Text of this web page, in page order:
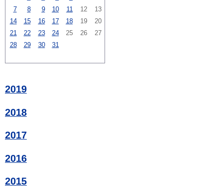
7
8 9 10 11 12
13
14
15 16 17 18 19
20
21
22 23 24 25 26
27
28
29 30 31
2019
2018
2017
2016
2015